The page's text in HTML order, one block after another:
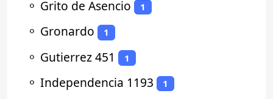
⚬ Grito de Asencio 1
⚬ Gronardo 1
⚬ Gutierrez 451 1
⚬ Independencia 1193 1